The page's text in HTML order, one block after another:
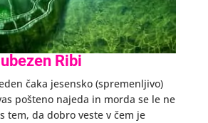
Ribi
čaka jesensko (spremenljivo)
pošteno najeda in morda se le ne
tem, da dobro veste v čem je